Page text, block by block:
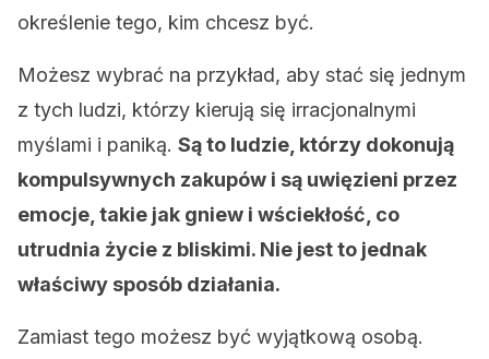
określenie tego, kim chcesz być.
Możesz wybrać na przykład, aby stać się jednym
z tych ludzi, którzy kierują się irracjonalnymi
myślami i paniką. Są to ludzie, którzy dokonują
kompulsywnych zakupów i są uwięzieni przez
emocje, takie jak gniew i wściekłość, co
utrudnia życie z bliskimi. Nie jest to jednak
właściwy sposób działania.
Zamiast tego możesz być wyjątkową osobą.